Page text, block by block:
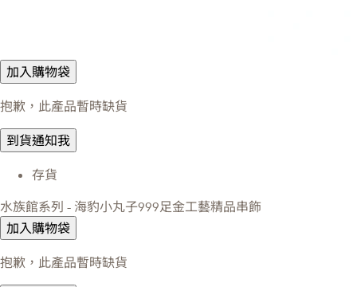
加入購物袋
抱歉，此產品暫時缺貨
到貨通知我
存貨
水族館系列 - 海豹小丸子999足金工藝精品串飾
加入購物袋
抱歉，此產品暫時缺貨